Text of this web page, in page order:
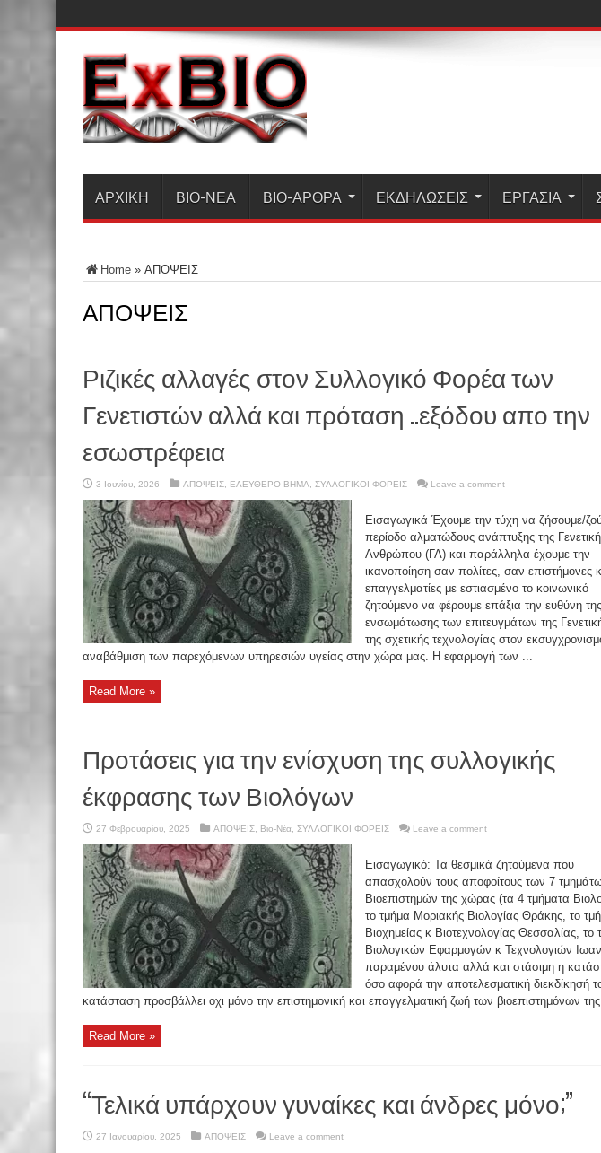
ΑΡΧΙΚΗ ΒΙΟ-ΝΈΑ ΒΙΟ-ΆΡΘΡΑ ΕΚΔΗΛΏΣΕΙΣ ΕΡΓΑΣΊΑ
Home » ΑΠΟΨΕΙΣ
ΑΠΟΨΕΙΣ
Ριζικές αλλαγές στον Συλλογικό Φορέα των
Γενετιστών αλλά και πρόταση ..εξόδου απο την
εσωστρέφεια
3 Ιουνίου, 2026 ΑΠΟΨΕΙΣ ΕΛΕΥΘΕΡΟ ΒΗΜΑ ΣΥΛΛΟΓΙΚΟΙ ΦΟΡΕΙΣ Leave a comment
Εισαγωγικά Έχουμε την τύχη να ζήσουμε/
περίοδο αλματώδους ανάπτυξης της
Ανθρώπου (ΓΑ) και παράλληλα έχουμε την
ικανοποίηση σαν πολίτες, σαν επιστήμονες
επαγγελματίες με εστιασμένο το κοινωνικό
ζητούμενο να φέρουμε επάξια την ευθύνη της
ενσωμάτωσης των επιτευγμάτων της
της σχετικής τεχνολογίας στον
αναβάθμιση των παρεχόμενων υπηρεσιών υγείας στην χώρα μας. Η εφαρμογή των ...
Read More »
Προτάσεις για την ενίσχυση της συλλογικής
έκφρασης των Βιολόγων
27 Φεβρουαρίου, 2025 ΑΠΟΨΕΙΣ Βιο-Νέα ΣΥΛΛΟΓΙΚΟΙ ΦΟΡΕΙΣ Leave a comment
Εισαγωγικό: Τα θεσμικά ζητούμενα που
απασχολούν τους αποφοίτους των 7
Βιοεπιστημών της χώρας (τα 4 τμήματα
το τμήμα Μοριακής Βιολογίας Θράκης, το
Βιοχημείας κ Βιοτεχνολογίας Θεσσαλίας, το
Βιολογικών Εφαρμογών κ Τεχνολογιών
παραμένου άλυτα αλλά και στάσιμη η
όσο αφορά την αποτελεσματική διεκδίκησή
κατάσταση προσβάλλει οχι μόνο την επιστημονική και επαγγελματική ζωή των βιοεπιστημόνων
Read More »
“Τελικά υπάρχουν γυναίκες και άνδρες μόνο;”
27 Ιανουαρίου, 2025 ΑΠΟΨΕΙΣ Leave a comment